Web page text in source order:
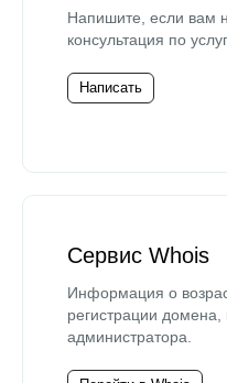
Напишите, если вам
консультация по
Написать
Сервис Whois
Информация о
регистрации домена,
администратора.